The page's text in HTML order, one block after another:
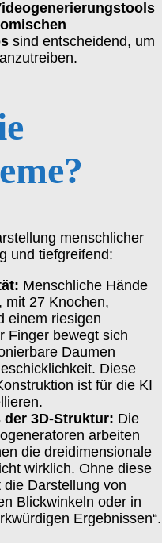
sind entscheidend, um
menschlicher
und tiefgreifend:
Menschliche Hände
mit 27 Knochen,
einem riesigen
Finger bewegt sich
Daumen
Diese
ist für die KI
der 3D-Struktur: Die
arbeiten
die dreidimensionale
wirklich. Ohne diese
Darstellung von
Blickwinkeln oder in
Ergebnissen“.